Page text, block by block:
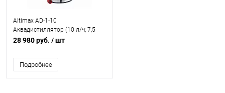
Altimax AD-1-10
Аквадистиллятор (10 л/ч; 7,5
кВт; 380 В)
28 980 руб. / шт
Подробнее